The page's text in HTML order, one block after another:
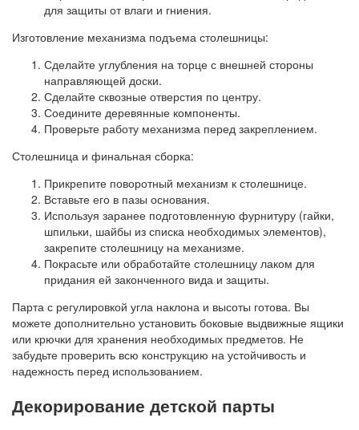
для защиты от влаги и гниения.
Изготовление механизма подъема столешницы:
Сделайте углубления на торце с внешней стороны
направляющей доски.
Сделайте сквозные отверстия по центру.
Соедините деревянные компоненты.
Проверьте работу механизма перед закреплением.
Столешница и финальная сборка:
Прикрепите поворотный механизм к столешнице.
Вставьте его в пазы основания.
Используя заранее подготовленную фурнитуру (гайки,
шпильки, шайбы из списка необходимых элементов),
закрепите столешницу на механизме.
Покрасьте или обработайте столешницу лаком для
придания ей законченного вида и защиты.
Парта с регулировкой угла наклона и высоты готова. Вы
можете дополнительно установить боковые выдвижные ящики
или крючки для хранения необходимых предметов. Не
забудьте проверить всю конструкцию на устойчивость и
надежность перед использованием.
Декорирование детской парты